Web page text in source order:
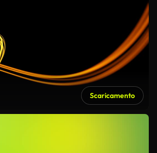
Scaricamento